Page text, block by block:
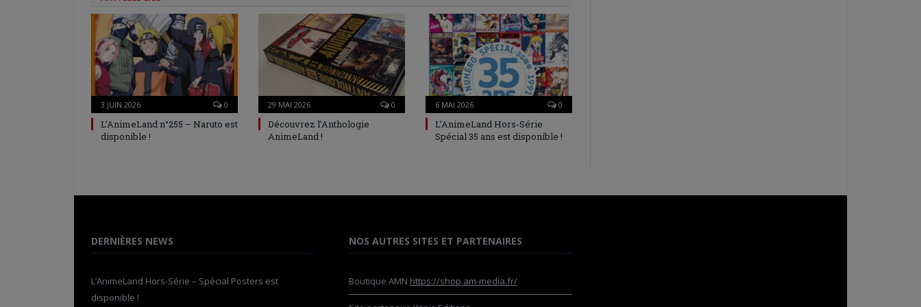
3 JUIN 2026 0
L’AnimeLand n°255 – Naruto est
disponible !
29 MAI 2026 0
Découvrez l’Anthologie
AnimeLand !
6 MAI 2026 0
L’AnimeLand Hors-Série
Spécial 35 ans est disponible !
DERNIÈRES NEWS
L’AnimeLand Hors-Série – Spécial Posters est
disponible !
NOS AUTRES SITES ET PARTENAIRES
Boutique AMN https://shop.am-media.fr/